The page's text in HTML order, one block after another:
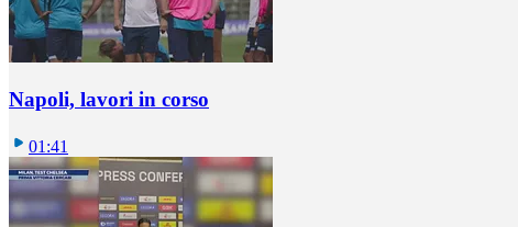
Napoli, lavori in corso
01:41